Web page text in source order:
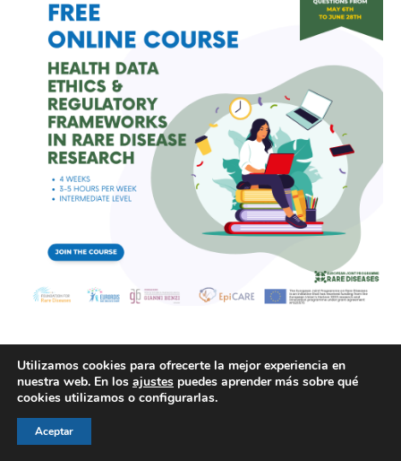
© AEGH - Todos los derechos reservados
Aviso legal
Utilizamos cookies para ofrecerte la mejor experiencia en
nuestra web. En los ajustes puedes aprender más sobre qué
cookies utilizamos o configurarlas.
Aceptar